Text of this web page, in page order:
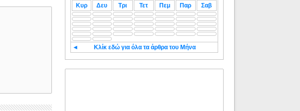
Κυρ Δευ Τρι Τετ Πεμ Παρ Σαβ
◄ Κλίκ εδώ για όλα τα άρθρα του Μήνα